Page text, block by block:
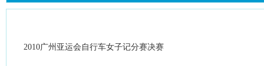
2010广州亚运会自行车女子记分赛决赛